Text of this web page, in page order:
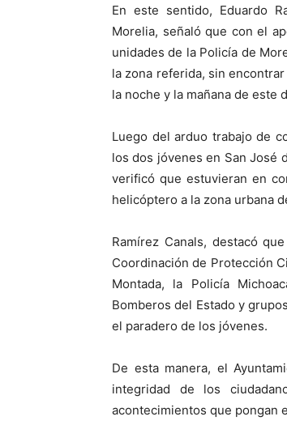
En este sentido, Eduardo
Morelia, señaló que con el
unidades de la Policía de
la zona referida, sin
la noche y la mañana de
Luego del arduo trabajo de
los dos jóvenes en San José
verificó que estuvieran en
helicóptero a la zona urbana
Ramírez Canals, destacó
Coordinación de Protección
Montada, la Policía
Bomberos del Estado y
el paradero de los jóvenes.
De esta manera, el
integridad de los
acontecimientos que pongan